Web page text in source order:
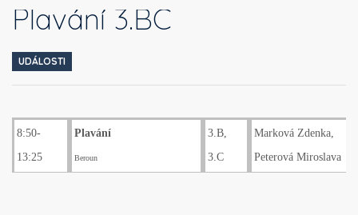
Plavání 3.BC
UDÁLOSTI
8:50-
13:25
Plavání
Beroun
3.B,
3.C
Marková Zdenka,
Peterová Miroslava